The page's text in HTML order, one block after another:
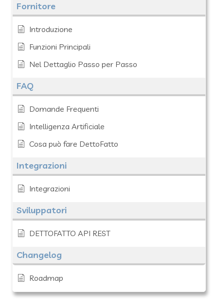
Fornitore
Introduzione
Funzioni Principali
Nel Dettaglio Passo per Passo
FAQ
Domande Frequenti
Intelligenza Artificiale
Cosa può fare DettoFatto
Integrazioni
Integrazioni
Sviluppatori
DETTOFATTO API REST
Changelog
Roadmap